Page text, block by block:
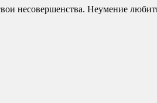
несовершенства. Неумение